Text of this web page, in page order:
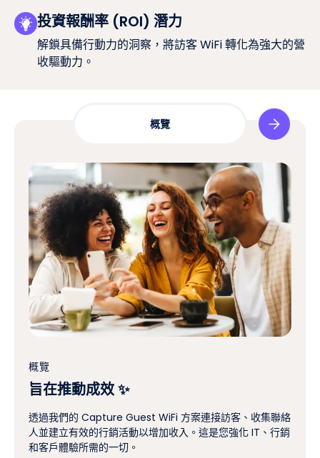
投資報酬率 (ROI) 潛力
解鎖具備行動力的洞察，將訪客 WiFi 轉化為強大的營
收驅動力。
概覽
概覽
旨在推動成效 ✨
透過我們的 Capture Guest WiFi 方案連接訪客、收集聯絡
人並建立有效的行銷活動以增加收入。這是您強化 IT、行銷
和客戶體驗所需的一切。